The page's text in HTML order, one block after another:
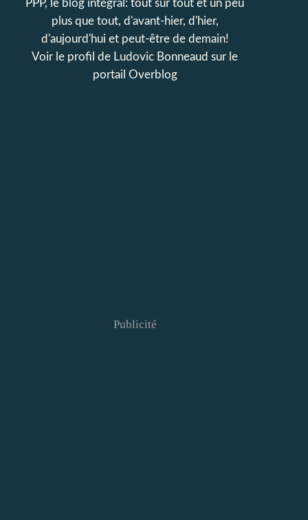
PPP, le blog intégral: tout sur tout et un peu
plus que tout, d'avant-hier, d'hier,
d'aujourd'hui et peut-être de demain!
Voir le profil de Ludovic Bonneaud sur le
portail Overblog
Publicité